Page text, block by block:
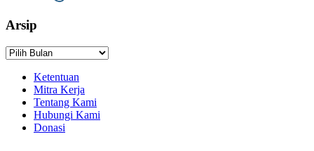
Arsip
Arsip
Ketentuan
Mitra Kerja
Tentang Kami
Hubungi Kami
Donasi